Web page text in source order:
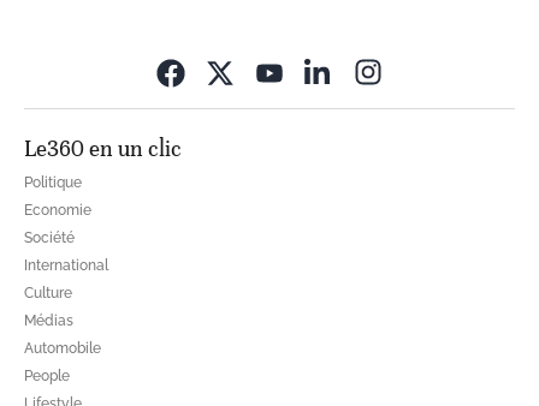
Le360 en un clic
Politique
Economie
Société
International
Culture
Médias
Automobile
People